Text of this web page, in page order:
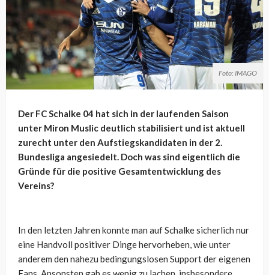
Foto: IMAGO
Der FC Schalke 04 hat sich in der laufenden Saison
unter Miron Muslic deutlich stabilisiert und ist aktuell
zurecht unter den Aufstiegskandidaten in der 2.
Bundesliga angesiedelt. Doch was sind eigentlich die
Gründe für die positive Gesamtentwicklung des
Vereins?
In den letzten Jahren konnte man auf Schalke sicherlich nur
eine Handvoll positiver Dinge hervorheben, wie unter
anderem den nahezu bedingungslosen Support der eigenen